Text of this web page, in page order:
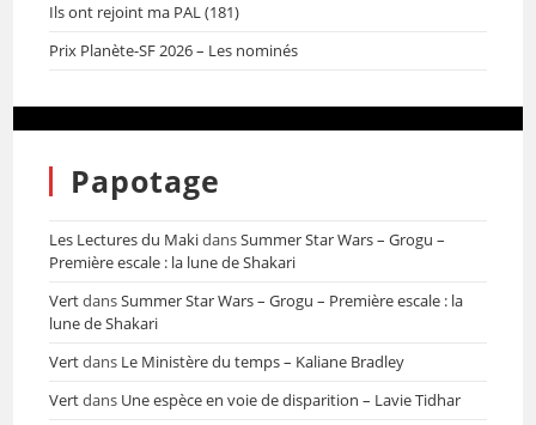
Ils ont rejoint ma PAL (181)
Prix Planète-SF 2026 – Les nominés
Papotage
Les Lectures du MakidansSummer Star Wars – Grogu –
Première escale : la lune de Shakari
VertdansSummer Star Wars – Grogu – Première escale : la
lune de Shakari
Vertdans Le Ministère du temps – Kaliane Bradley
Vertdans Une espèce en voie de disparition – Lavie Tidhar